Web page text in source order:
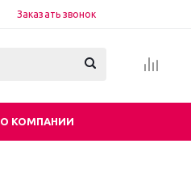
Заказать звонок
О КОМПАНИИ